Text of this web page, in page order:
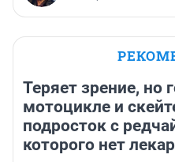
Теряет зрение, но
мотоцикле и
подросток с
которого нет